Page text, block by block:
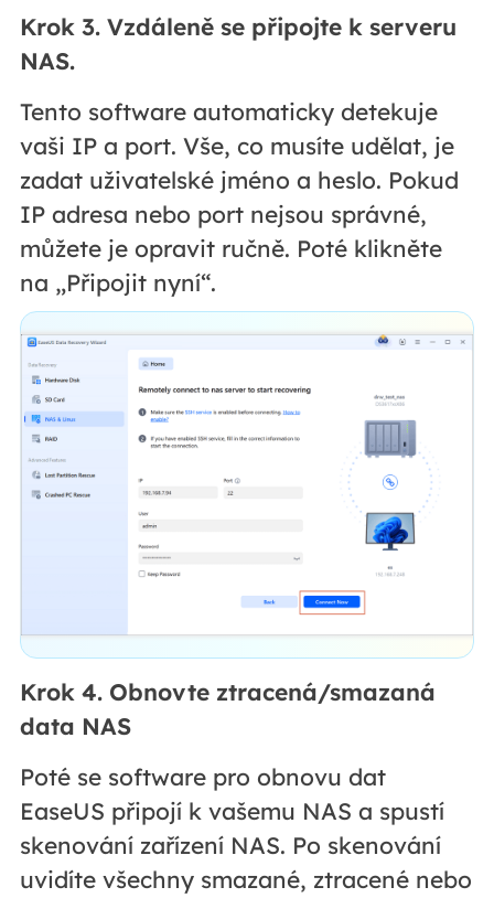
Krok 3. Vzdáleně se připojte k serveru
NAS.
Tento software automaticky detekuje
vaši IP a port. Vše, co musíte udělat, je
zadat uživatelské jméno a heslo. Pokud
IP adresa nebo port nejsou správné,
můžete je opravit ručně. Poté klikněte
na „Připojit nyní“.
Krok 4. Obnovte ztracená/smazaná
data NAS
Poté se software pro obnovu dat
EaseUS připojí k vašemu NAS a spustí
skenování zařízení NAS. Po skenování
uvidíte všechny smazané, ztracené nebo